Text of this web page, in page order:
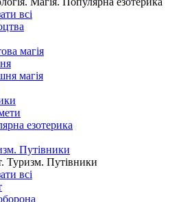
всі
магія
магія
езотерика
Путівники
Туризм. Путівники
всі